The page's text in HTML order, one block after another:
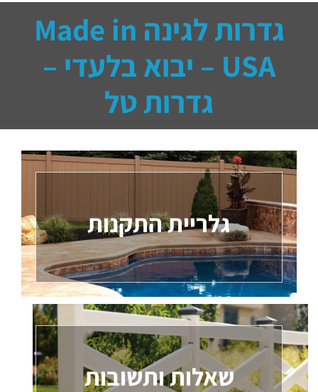
גדרות לגינה Made in
USA – יבוא בלעדי –
גדרות טל
גלריית התקנות
שאלות ותשובות